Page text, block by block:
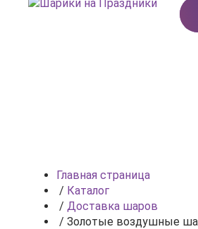
Главная страница
/ Каталог
/ Доставка шаров
/ Золотые воздушные